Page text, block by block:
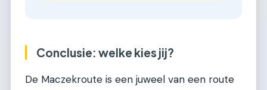
Conclusie: welke kies jij?
De Maczekroute is een juweel van een route